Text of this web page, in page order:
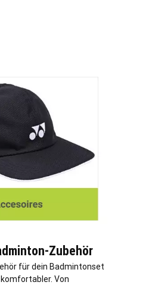
Zubehör
für dein Badmintonset
Von